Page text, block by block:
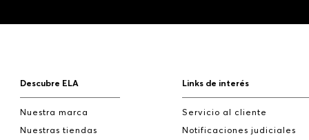
Descubre ELA
Nuestra marca
Nuestras tiendas
Links de interés
Servicio al cliente
Notificaciones judiciales